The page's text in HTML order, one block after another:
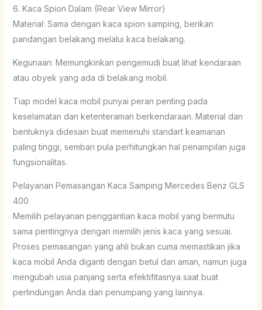
6. Kaca Spion Dalam (Rear View Mirror)
Material: Sama dengan kaca spion samping, berikan
pandangan belakang melalui kaca belakang.
Kegunaan: Memungkinkan pengemudi buat lihat kendaraan
atau obyek yang ada di belakang mobil.
Tiap model kaca mobil punyai peran penting pada
keselamatan dan ketenteraman berkendaraan. Material dan
bentuknya didesain buat memenuhi standart keamanan
paling tinggi, sembari pula perhitungkan hal penampilan juga
fungsionalitas.
Pelayanan Pemasangan Kaca Samping Mercedes Benz GLS
400
Memilih pelayanan penggantian kaca mobil yang bermutu
sama pentingnya dengan memilih jenis kaca yang sesuai.
Proses pemasangan yang ahli bukan cuma memastikan jika
kaca mobil Anda diganti dengan betul dan aman, namun juga
mengubah usia panjang serta efektifitasnya saat buat
perlindungan Anda dan penumpang yang lainnya.